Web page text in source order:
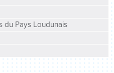
du Pays Loudunais